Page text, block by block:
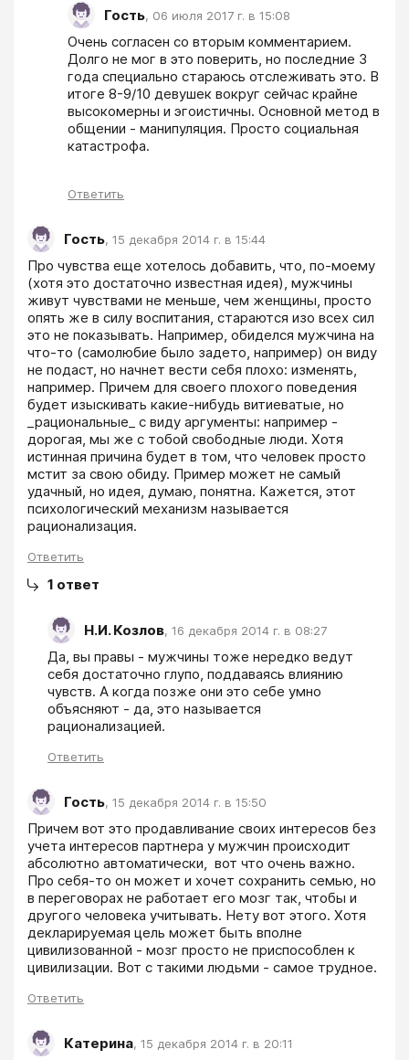
Гость, 06 июля 2017 г. в 15:08
Очень согласен со вторым комментарием.
Долго не мог в это поверить, но последние 3
года специально стараюсь отслеживать это. В
итоге 8-9/10 девушек вокруг сейчас крайне
высокомерны и эгоистичны. Основной метод в
общении - манипуляция. Просто социальная
катастрофа.
Ответить
Гость, 15 декабря 2014 г. в 15:44
Про чувства еще хотелось добавить, что, по-моему
(хотя это достаточно известная идея), мужчины
живут чувствами не меньше, чем женщины, просто
опять же в силу воспитания, стараются изо всех сил
это не показывать. Например, обиделся мужчина на
что-то (самолюбие было задето, например) он виду
не подаст, но начнет вести себя плохо: изменять,
например. Причем для своего плохого поведения
будет изыскивать какие-нибудь витиеватые, но
_рациональные_ с виду аргументы: например -
дорогая, мы же с тобой свободные люди. Хотя
истинная причина будет в том, что человек просто
мстит за свою обиду. Пример может не самый
удачный, но идея, думаю, понятна. Кажется, этот
психологический механизм называется
рационализация.
Ответить
1 ответ
Н.И. Козлов, 16 декабря 2014 г. в 08:27
Да, вы правы - мужчины тоже нередко ведут
себя достаточно глупо, поддаваясь влиянию
чувств. А когда позже они это себе умно
объясняют - да, это называется
рационализацией.
Ответить
Гость, 15 декабря 2014 г. в 15:50
Причем вот это продавливание своих интересов без
учета интересов партнера у мужчин происходит
абсолютно автоматически,  вот что очень важно.
Про себя-то он может и хочет сохранить семью, но
в переговорах не работает его мозг так, чтобы и
другого человека учитывать. Нету вот этого. Хотя
декларируемая цель может быть вполне
цивилизованной - мозг просто не приспособлен к
цивилизации. Вот с такими людьми - самое трудное.
Ответить
Катерина, 15 декабря 2014 г. в 20:11